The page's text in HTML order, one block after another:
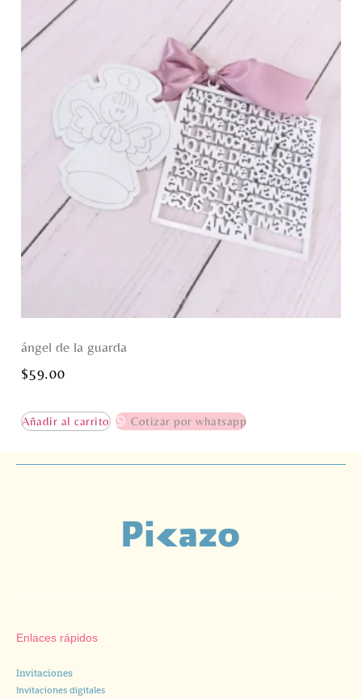
ángel de la guarda
$59.00
Añadir al carrito Cotizar por whatsapp
Enlaces rápidos
Invitaciones
Invitaciones digitales